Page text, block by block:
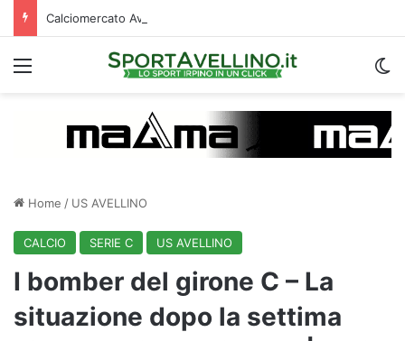
Menu
Home / US AVELLINO
CALCIO SERIE C US AVELLINO
I bomber del girone C – La
situazione dopo la settima